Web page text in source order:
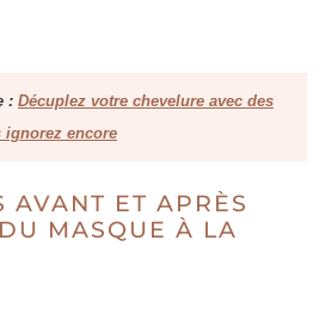
: Décuplez votre chevelure avec des
encore
AVANT ET APRÈS
MASQUE À LA